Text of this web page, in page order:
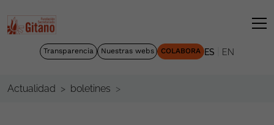
Transparencia Nuestras webs COLABORA ES EN
Actualidad boletines